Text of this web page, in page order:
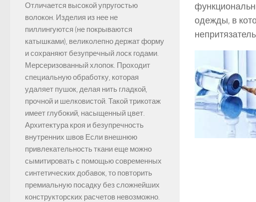
одежды, в
Отличается высокой упругостью
волокон. Изделия из нее не
пиллингуются (не покрываются
катышками), великолепно держат форму
и сохраняют безупречный лоск годами.
Мерсеризованный хлопок. Проходит
специальную обработку, которая
удаляет пушок, делая нить гладкой,
прочной и шелковистой. Такой трикотаж
имеет глубокий, насыщенный цвет.
Архитектура кроя и безупречность
внутренних швов Если внешнюю
привлекательность ткани еще можно
сымитировать с помощью современных
синтетических добавок, то повторить
премиальную посадку без сложнейших
конструкторских расчетов невозможно.